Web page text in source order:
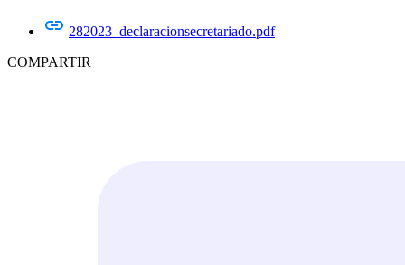
282023_declaracionsecretariado.pdf
COMPARTIR